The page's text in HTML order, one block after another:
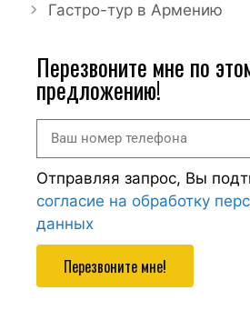
Гастро-тур в Армению
Перезвоните мне по
предложению!
Отправляя запрос, Вы
согласие на обработку
данных
Перезвоните мне!